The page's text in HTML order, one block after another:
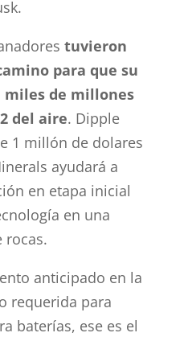
tuvieron
para que su
de millones
del aire. Dipple
1 millón de dolares
ayudará a
en etapa inicial
en una
rocas.
anticipado en la
requerida para
baterías, ese es el